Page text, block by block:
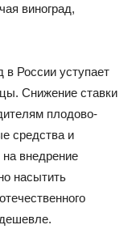
виноград,
в России уступает
Снижение ставки
плодово-
средства и
внедрение
насытить